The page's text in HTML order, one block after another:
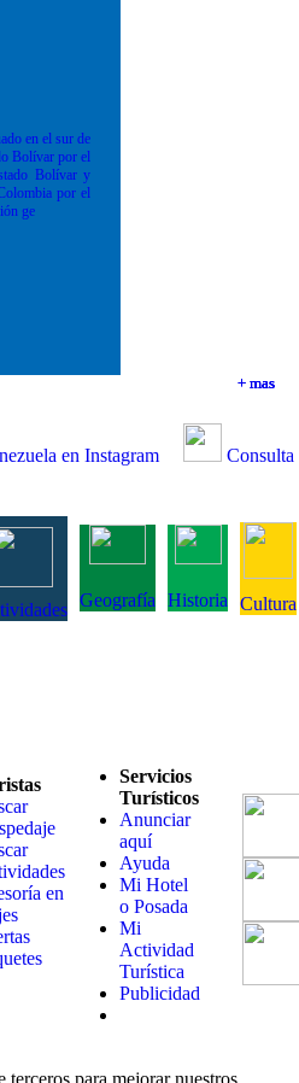
+ mas
+ mas
+ mas
en el sur de
Bolívar por el
Bolívar y
por el
ge
+ mas
en Instagram
Consulta
Geografía Historia Cultura
en
Servicios
Turísticos
Anunciar
aquí
Ayuda
Mi Hotel
o Posada
Mi
Actividad
Turística
Publicidad
para mejorar nuestros